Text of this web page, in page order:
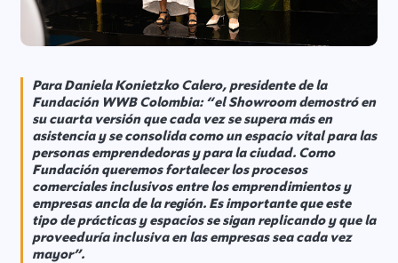
Para Daniela Konietzko Calero, presidente de la
Fundación WWB Colombia:“el Showroom demostró en
su cuarta versión que cada vez se supera más en
asistencia y se consolida como un espacio vital para las
personas emprendedoras y para la ciudad. Como
Fundación queremos fortalecer los procesos
comerciales inclusivos entre los emprendimientos y
empresas ancla de la región. Es importante que este
tipo de prácticas y espacios se sigan replicando y que la
proveeduría inclusiva en las empresas sea cada vez
mayor”.